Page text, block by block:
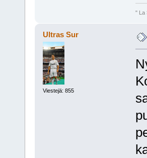
" La
Ultras Sur
Viestejä: 855